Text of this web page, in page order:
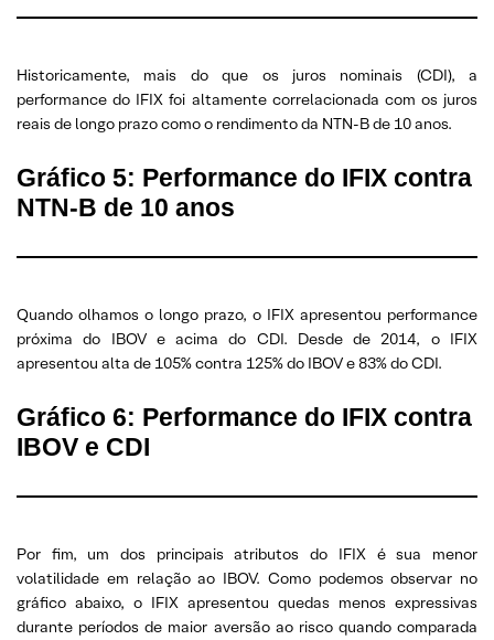
Historicamente, mais do que os juros nominais (CDI), a
performance do IFIX foi altamente correlacionada com os juros
reais de longo prazo como o rendimento da NTN-B de 10 anos.
Gráfico 5: Performance do IFIX contra
NTN-B de 10 anos
Quando olhamos o longo prazo, o IFIX apresentou performance
próxima do IBOV e acima do CDI. Desde de 2014, o IFIX
apresentou alta de 105% contra 125% do IBOV e 83% do CDI.
Gráfico 6: Performance do IFIX contra
IBOV e CDI
Por fim, um dos principais atributos do IFIX é sua menor
volatilidade em relação ao IBOV. Como podemos observar no
gráfico abaixo, o IFIX apresentou quedas menos expressivas
durante períodos de maior aversão ao risco quando comparada